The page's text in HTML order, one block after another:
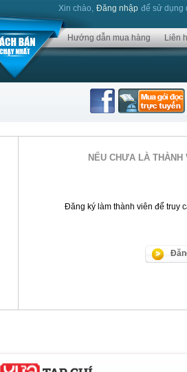
Xin chào, Đăng nhập để sử dụng
Hướng dẫn mua hàng Liên
NẾU CHƯA LÀ
Đăng ký làm thành viên để truy